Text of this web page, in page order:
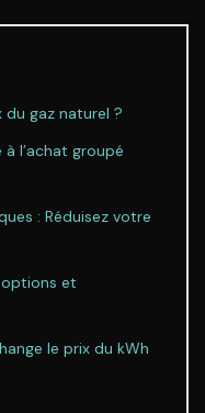
gaz naturel ?
l’achat groupé
: Réduisez votre
options et
le prix du kWh